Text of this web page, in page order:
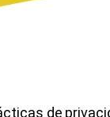
de